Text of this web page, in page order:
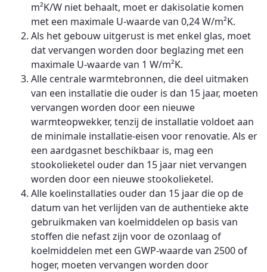
m²K/W niet behaalt, moet er dakisolatie komen
met een maximale U-waarde van 0,24 W/m²K.
Als het gebouw uitgerust is met enkel glas, moet
dat vervangen worden door beglazing met een
maximale U-waarde van 1 W/m²K.
Alle centrale warmtebronnen, die deel uitmaken
van een installatie die ouder is dan 15 jaar, moeten
vervangen worden door een nieuwe
warmteopwekker, tenzij de installatie voldoet aan
de minimale installatie-eisen voor renovatie. Als er
een aardgasnet beschikbaar is, mag een
stookolieketel ouder dan 15 jaar niet vervangen
worden door een nieuwe stookolieketel.
Alle koelinstallaties ouder dan 15 jaar die op de
datum van het verlijden van de authentieke akte
gebruikmaken van koelmiddelen op basis van
stoffen die nefast zijn voor de ozonlaag of
koelmiddelen met een GWP-waarde van 2500 of
hoger, moeten vervangen worden door